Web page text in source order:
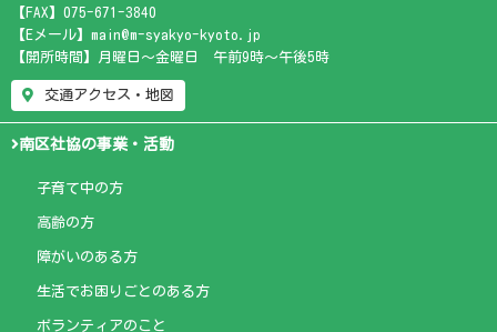
【FAX】075-671-3840
【Eメール】main@m-syakyo-kyoto.jp
【開所時間】月曜日～金曜日 午前9時～午後5時
交通アクセス・地図
南区社協の事業・活動
子育て中の方
高齢の方
障がいのある方
生活でお困りごとのある方
ボランティアのこと